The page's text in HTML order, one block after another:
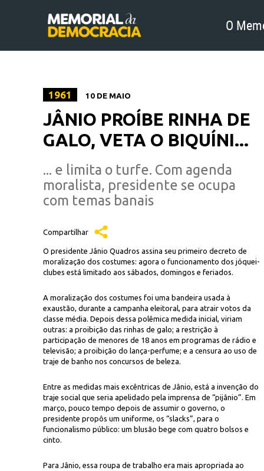
O
1961 10 DE MAIO
JÂNIO PROÍBE RINHA DE
GALO, VETA O BIQUÍNI...
... e limita o turfe. Com agenda
moralista, presidente se ocupa
com temas banais
Compartilhar
O presidente Jânio Quadros assina seu primeiro decreto de
moralização dos costumes: agora o funcionamento dos jóquei-
clubes está limitado aos sábados, domingos e feriados.
A moralização dos costumes foi uma bandeira usada à
exaustão, durante a campanha eleitoral, para atrair votos da
classe média. Depois dessa polêmica medida inicial, viriam
outras: a proibição das rinhas de galo; a restrição à
participação de menores de 18 anos em programas de rádio e
televisão; a proibição do lança-perfume; e a censura ao uso de
traje de banho nos concursos de beleza.
Entre as medidas mais excêntricas de Jânio, está a invenção do
traje social que seria apelidado pela imprensa de “pijânio”. Em
março, pouco tempo depois de assumir o governo, o
presidente propôs um uniforme, os “slacks”, para o
funcionalismo público: um blusão bege com quatro bolsos e
cinto.
Para Jânio, essa roupa de trabalho era mais apropriada ao